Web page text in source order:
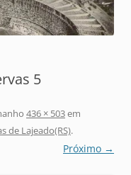
5
436 × 503em
de Lajeado(RS).
Próximo →